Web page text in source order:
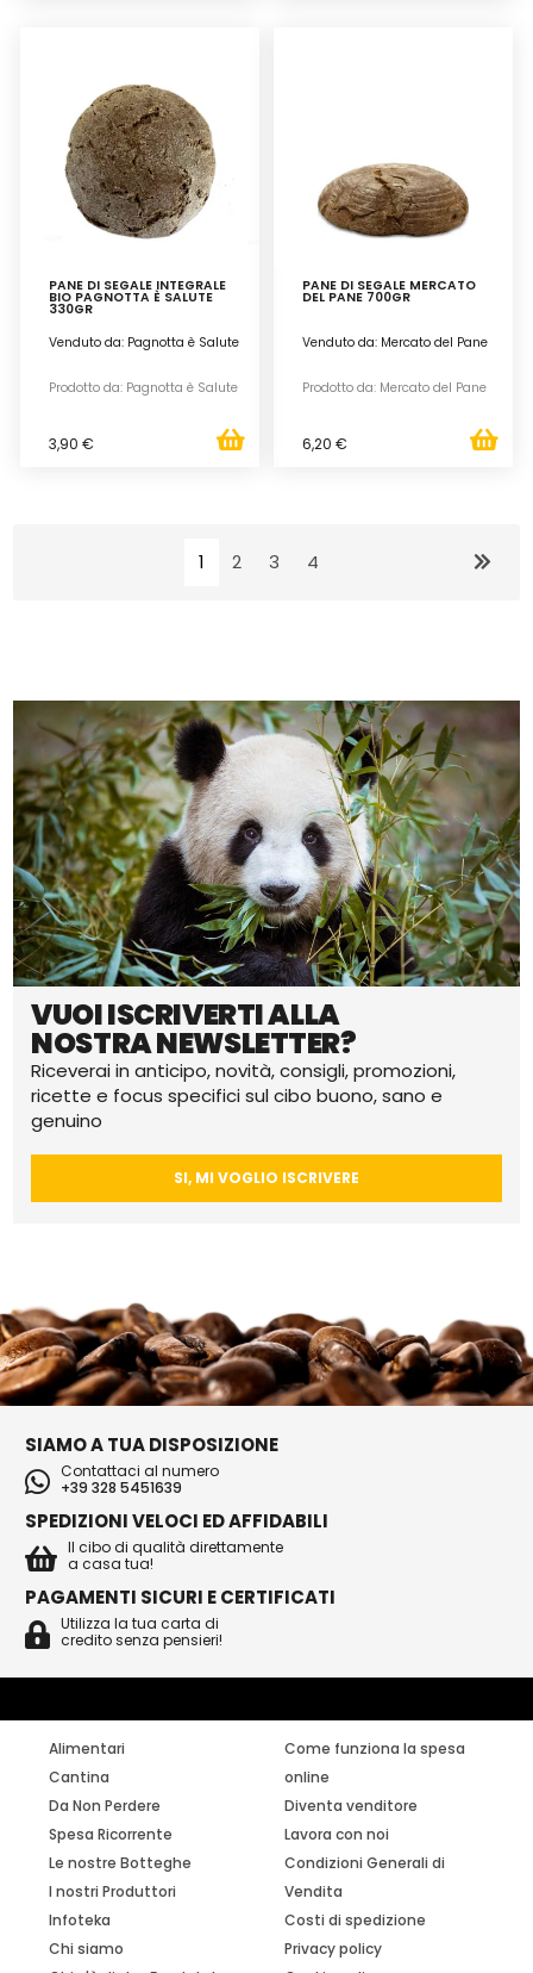
PANE DI SEGALE INTEGRALE
BIO PAGNOTTA È SALUTE
330GR
Venduto da: Pagnotta è Salute
Prodotto da: Pagnotta è Salute
3,90 €
PANE DI SEGALE MERCATO
DEL PANE 700GR
Venduto da: Mercato del Pane
Prodotto da: Mercato del Pane
6,20 €
1 2 3 4
VUOI ISCRIVERTI ALLA
NOSTRA NEWSLETTER?
Riceverai in anticipo, novità, consigli, promozioni,
ricette e focus specifici sul cibo buono, sano e
genuino
SI, MI VOGLIO ISCRIVERE
SIAMO A TUA DISPOSIZIONE
Contattaci al numero
+39 328 5451639
SPEDIZIONI VELOCI ED AFFIDABILI
Il cibo di qualità direttamente
a casa tua!
PAGAMENTI SICURI E CERTIFICATI
Utilizza la tua carta di
credito senza pensieri!
Alimentari
Cantina
Da Non Perdere
Spesa Ricorrente
Le nostre Botteghe
I nostri Produttori
Infoteka
Chi siamo
Come funziona la spesa
online
Diventa venditore
Lavora con noi
Condizioni Generali di
Vendita
Costi di spedizione
Privacy policy